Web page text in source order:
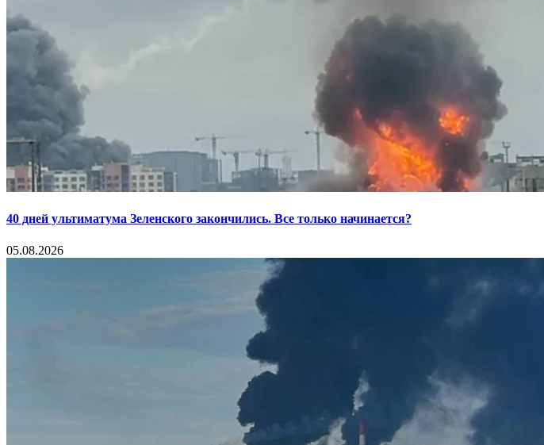
40 дней ультиматума Зеленского закончились. Все только начинается?
05.08.2026